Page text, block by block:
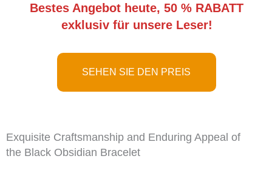
Bestes Angebot heute, 50 % RABATT
exklusiv für unsere Leser!
SEHEN SIE DEN PREIS
Exquisite Craftsmanship and Enduring Appeal of
the Black Obsidian Bracelet